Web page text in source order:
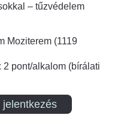
– tűzvédelem
Moziterem (1119
2 pont/alkalom (bírálati
jelentkezés